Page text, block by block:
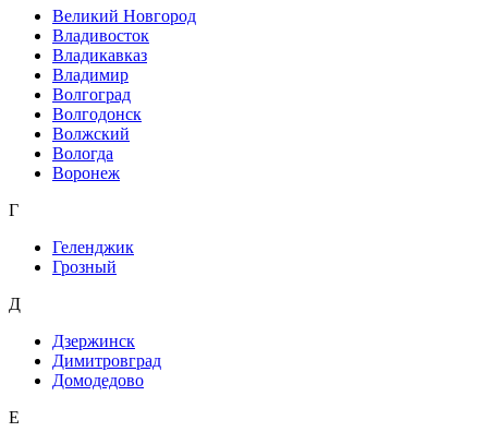
Великий Новгород
Владивосток
Владикавказ
Владимир
Волгоград
Волгодонск
Волжский
Вологда
Воронеж
Г
Геленджик
Грозный
Д
Дзержинск
Димитровград
Домодедово
Е